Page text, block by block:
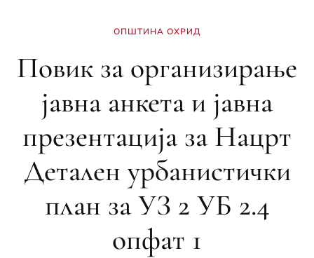
ОПШТИНА ОХРИД
Повик за организирање
јавна анкета и јавнa
презентација за Нацрт
Детален урбанистички
план за УЗ 2 УБ 2.4
опфат 1